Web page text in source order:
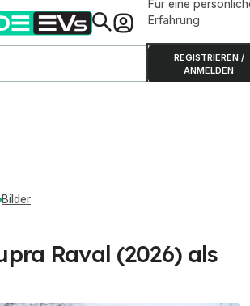
Für eine
Erfahrung
REGISTRIEREN /
ANMELDEN
Bilder
Raval (2026) als